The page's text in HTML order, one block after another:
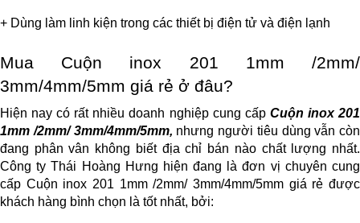
+ Dùng làm linh kiện trong các thiết bị điện tử và điện lạnh
Mua Cuộn inox 201 1mm /2mm/
3mm/4mm/5mm giá rẻ ở đâu?
Hiện nay có rất nhiều doanh nghiệp cung cấp Cuộn inox 201
1mm /2mm/ 3mm/4mm/5mm, nhưng người tiêu dùng vẫn còn
đang phân vân không biết địa chỉ bán nào chất lượng nhất.
Công ty Thái Hoàng Hưng hiện đang là đơn vị chuyên cung
cấp Cuộn inox 201 1mm /2mm/ 3mm/4mm/5mm giá rẻ được
khách hàng bình chọn là tốt nhất, bởi: